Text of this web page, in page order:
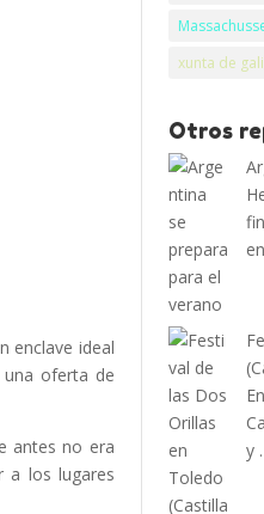
enclave ideal
oferta de
antes no era
a los lugares
xunta de
Otros
y